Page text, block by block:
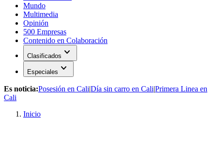
Mundo
Multimedia
Opinión
500 Empresas
Contenido en Colaboración
Clasificados expand_more
Especiales expand_more
Es noticia:Posesión en Cali|Día sin carro en Cali|Primera Linea en
Cali
Inicio